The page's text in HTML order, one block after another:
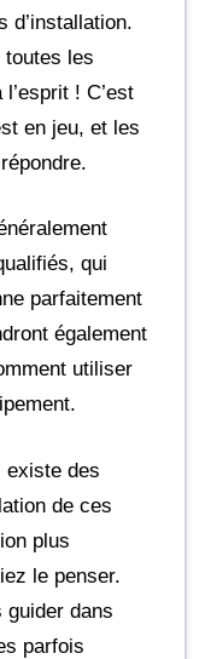
d’installation.
toutes les
! C’est
en jeu, et les
qui
parfaitement
également
utiliser
existe des
de ces
plus
le penser.
guider dans
parfois